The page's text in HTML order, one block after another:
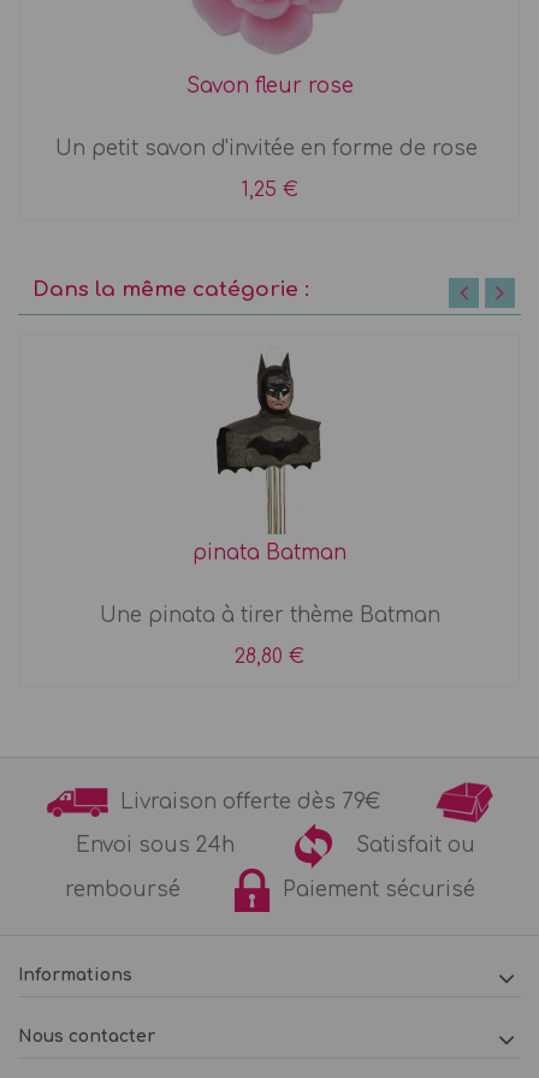
Savon fleur rose
Un petit savon d'invitée en forme de rose
1,25 €
Dans la même catégorie :
pinata Batman
Une pinata à tirer thème Batman
28,80 €
Livraison offerte dès 79€
Envoi sous 24h
Satisfait ou
remboursé
Paiement sécurisé
Informations
Nous contacter